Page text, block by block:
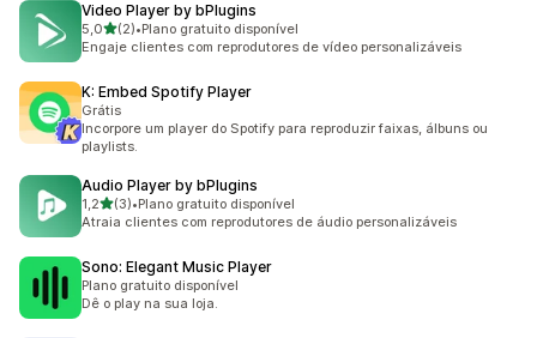
Video Player by bPlugins
5,0de 5 estrelas
(2)
2 avaliações ao todo
•Plano gratuito disponível
Engaje clientes com reprodutores de vídeo personalizáveis
K: Embed Spotify Player
Grátis
Incorpore um player do Spotify para reproduzir faixas, álbuns ou
playlists.
Audio Player by bPlugins
1,2de 5 estrelas
(3)
3 avaliações ao todo
•Plano gratuito disponível
Atraia clientes com reprodutores de áudio personalizáveis
Sono: Elegant Music Player
Plano gratuito disponível
Dê o play na sua loja.